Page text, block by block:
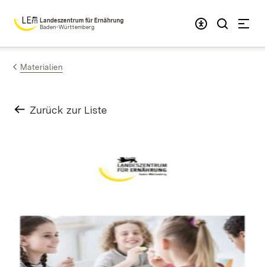
Zum Inhalt springen
Landeszentrum für Ernährung
Baden-Württemberg
Materialien
Zurück zur Liste